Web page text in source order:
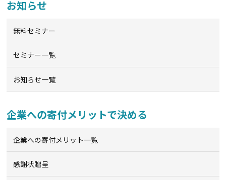
お知らせ
無料セミナー
セミナー一覧
お知らせ一覧
企業への寄付メリットで決める
企業への寄付メリット一覧
感謝状贈呈